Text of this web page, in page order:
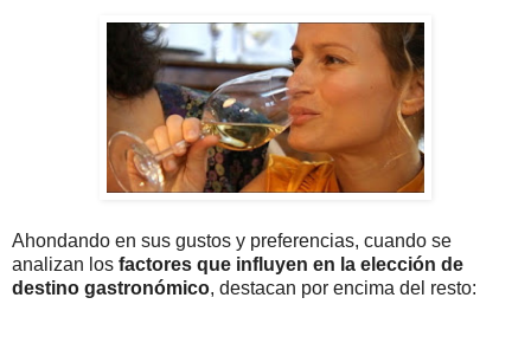
Ahondando en sus gustos y preferencias, cuando se
analizan los factores que influyen en la elección de
destino gastronómico, destacan por encima del resto: